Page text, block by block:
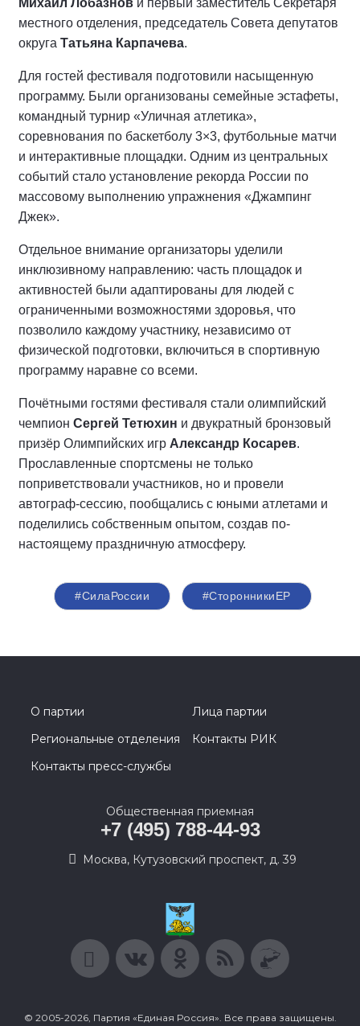
Михаил Лобазнов и первый заместитель Секретаря
местного отделения, председатель Совета депутатов
округа Татьяна Карпачева.
Для гостей фестиваля подготовили насыщенную
программу. Были организованы семейные эстафеты,
командный турнир «Уличная атлетика»,
соревнования по баскетболу 3×3, футбольные матчи
и интерактивные площадки. Одним из центральных
событий стало установление рекорда России по
массовому выполнению упражнения «Джампинг
Джек».
Отдельное внимание организаторы уделили
инклюзивному направлению: часть площадок и
активностей были адаптированы для людей с
ограниченными возможностями здоровья, что
позволило каждому участнику, независимо от
физической подготовки, включиться в спортивную
программу наравне со всеми.
Почётными гостями фестиваля стали олимпийский
чемпион Сергей Тетюхин и двукратный бронзовый
призёр Олимпийских игр Александр Косарев.
Прославленные спортсмены не только
поприветствовали участников, но и провели
автограф-сессию, пообщались с юными атлетами и
поделились собственным опытом, создав по-
настоящему праздничную атмосферу.
#СилаРоссии #СторонникиЕР
О партии
Лица партии
Региональные отделения
Контакты РИК
Контакты пресс-службы
Общественная приемная
+7 (495) 788-44-93
Москва, Кутузовский проспект, д. 39
© 2005-2026, Партия «Единая Россия». Все права защищены.